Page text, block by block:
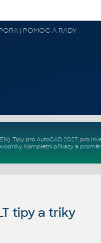
| POMOC A RADY
. Tipy pro AutoCAD 2027, pro
. Kompletní příkazya
tipy a triky